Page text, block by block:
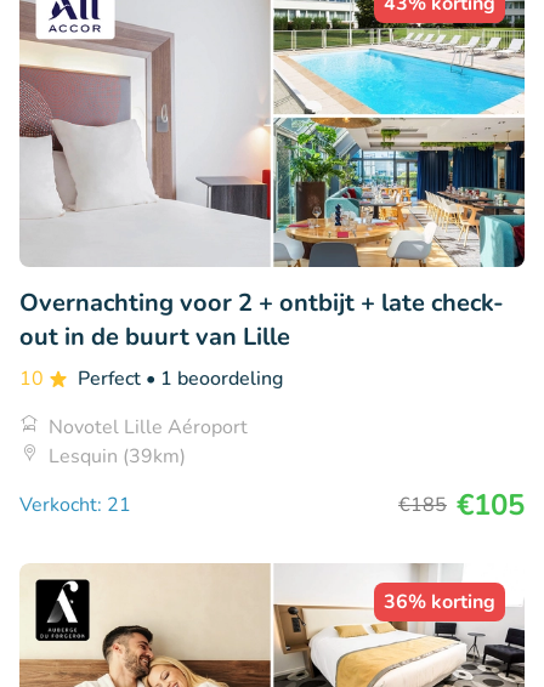
Overnachting voor 2 + ontbijt + late check-
out in de buurt van Lille
10 Perfect • 1 beoordeling
Novotel Lille Aéroport
Lesquin (39km)
Verkocht: 21
€185 €105
36% korting